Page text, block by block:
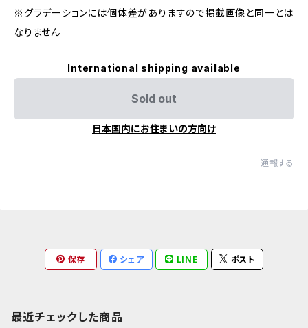
※グラデーションには個体差がありますので掲載画像と同一とは
なりません
International shipping available
Sold out
日本国内にお住まいの方向け
通報する
保存 シェア LINE ポスト
最近チェックした商品